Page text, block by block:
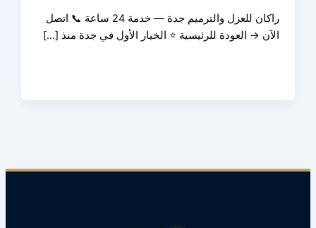
راكان للعزل والترميم جدة — خدمة 24 ساعة 📞 اتصل
→ العودة للرئيسية ⭐ الخيار الأول في جدة منذ […]